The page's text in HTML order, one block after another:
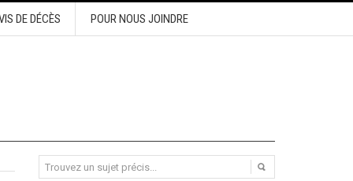
DE DÉCÈS POUR NOUS JOINDRE